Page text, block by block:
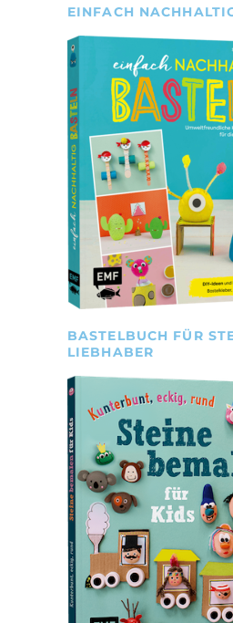
EINFACH
BASTELBUCH FÜR
LIEBHABER